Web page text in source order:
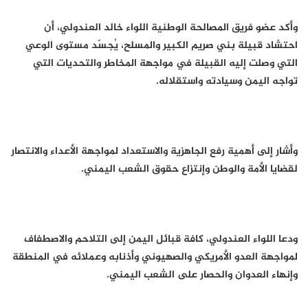
وأكد عضو فريق المصالحة الوطنية اللواء خالد العندولي، أن
احتشاد قبيلة بني صريم الكبير والمسلح، يُجسّد مستوى الوعي
التي وصلت إليه القبيلة في مواجهة المخاطر والتحديات التي
تواجه اليمن وسيادته واستقلاله.
وأشار إلى أهمية رفع الجاهزية والاستعداد لمواجهة الأعداء والانتصار
لقضايا الأمة والوطن وإنتزاع حقوق الشعب اليمني.
ودعا اللواء العندولي، كافة قبائل اليمن إلى التلاحم والاصطفاف
لمواجهة العدو الأمريكي والصهيوني وأذنابه وعملائه في المنطقة
وإنهاء العدوان والحصار على الشعب اليمني.